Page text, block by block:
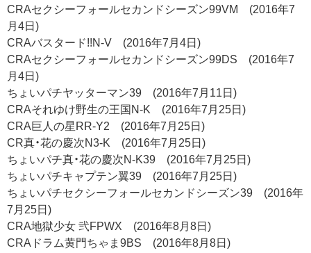
CRAセクシーフォールセカンドシーズン99VM (2016年7
月4日)
CRAバスタード!!N-V (2016年7月4日)
CRAセクシーフォールセカンドシーズン99DS (2016年7
月4日)
ちょいパチヤッターマン39 (2016年7月11日)
CRAそれゆけ野生の王国N-K (2016年7月25日)
CRA巨人の星RR-Y2 (2016年7月25日)
CR真・花の慶次N3-K (2016年7月25日)
ちょいパチ真・花の慶次N-K39 (2016年7月25日)
ちょいパチキャプテン翼39 (2016年7月25日)
ちょいパチセクシーフォールセカンドシーズン39 (2016年
7月25日)
CRA地獄少女 弐FPWX (2016年8月8日)
CRAドラム黄門ちゃま9BS (2016年8月8日)